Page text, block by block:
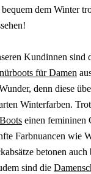
dem Winter
Kundinnen sind
für Damen
denn diese
Winterfarben.
Boots einen femininen
Farbnuancen wie
betonen auch
sind die